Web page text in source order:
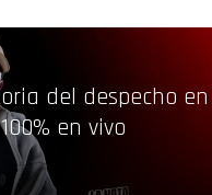
del despecho en
en vivo